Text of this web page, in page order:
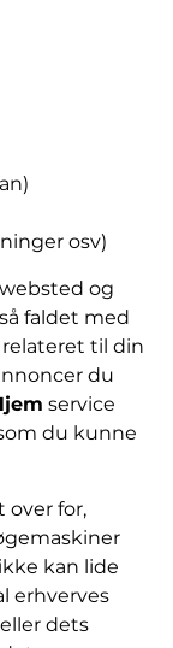
osv)
og
faldet med
til din
du
service
du kunne
over for,
kan lide
erhverves
dets